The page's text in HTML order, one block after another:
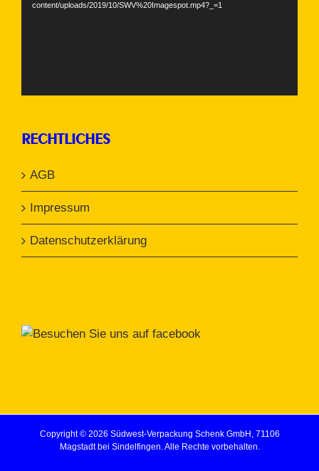
content/uploads/2019/10/SWV%20Imagespot.mp4?_=1
RECHTLICHES
AGB
Impressum
Datenschutzerklärung
Copyright © 2026 Südwest-Verpackung Schenk GmbH, 71106
Magstadt bei Sindelfingen. Alle Rechte vorbehalten.